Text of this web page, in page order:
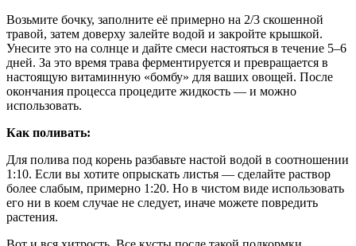
Возьмите бочку, заполните её примерно на 2/3 скошенной
травой, затем доверху залейте водой и закройте крышкой.
Унесите это на солнце и дайте смеси настояться в течение 5–6
дней. За это время трава ферментируется и превращается в
настоящую витаминную «бомбу» для ваших овощей. После
окончания процесса процедите жидкость — и можно
использовать.
Как поливать:
Для полива под корень разбавьте настой водой в соотношении
1:10. Если вы хотите опрыскать листья — сделайте раствор
более слабым, примерно 1:20. Но в чистом виде использовать
его ни в коем случае не следует, иначе можете повредить
растения.